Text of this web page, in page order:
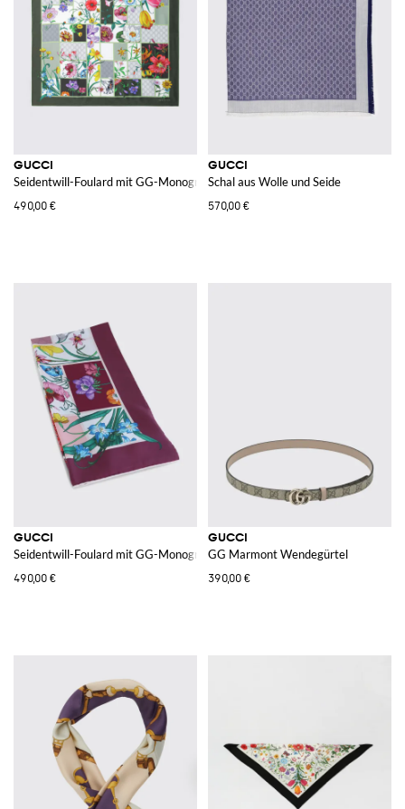
GUCCI
Seidentwill-Foulard mit GG-Monogramm und Blumenmuster
490,00 €
GUCCI
Schal aus Wolle und Seide
570,00 €
GUCCI
Seidentwill-Foulard mit GG-Monogramm und Blumenmuster
490,00 €
GUCCI
GG Marmont Wendegürtel
390,00 €